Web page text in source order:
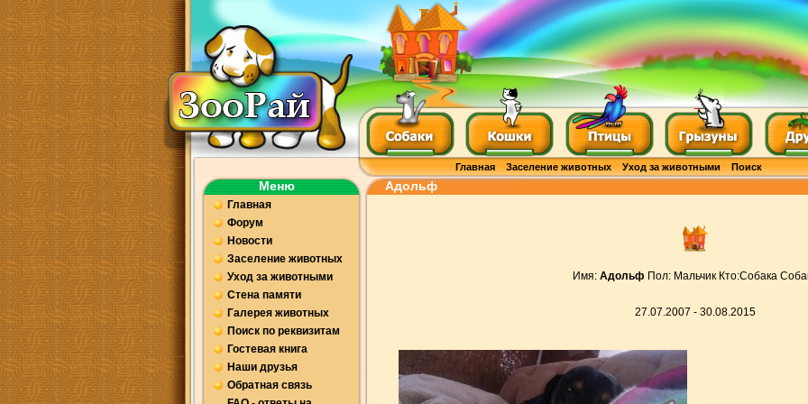
Главная Заселение животных Уход за животными Поиск
Меню
Главная
Форум
Новости
Заселение животных
Уход за животными
Стена памяти
Галерея животных
Поиск по реквизитам
Гостевая книга
Наши друзья
Обратная связь
Адольф
Имя: Адольф Пол: Мальчик Кто:Собака
27.07.2007 - 30.08.2015